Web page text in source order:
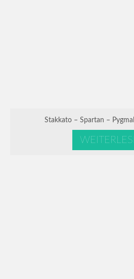
Stakkato – Spartan –